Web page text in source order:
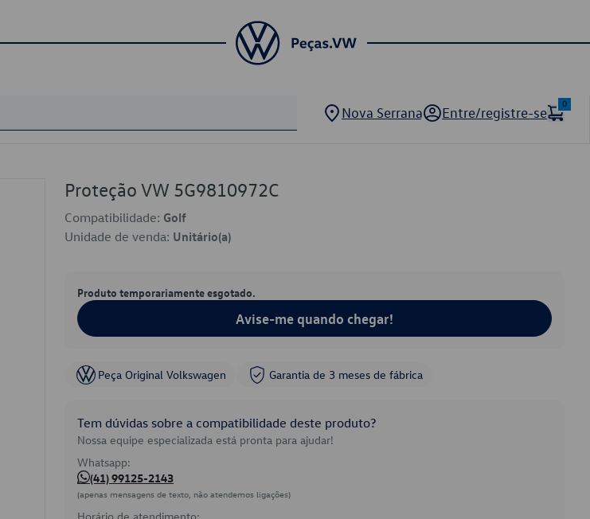
Nova Serrana Entre/registre-se
0
Proteção VW 5G9810972C
Compatibilidade: Golf
Unidade de venda: Unitário(a)
Produto temporariamente esgotado.
Avise-me quando chegar!
Peça Original Volkswagen Garantia de 3 meses de fábrica
Tem dúvidas sobre a compatibilidade deste produto?
Nossa equipe especializada está pronta para ajudar!
Whatsapp:
(41) 99125-2143
(apenas mensagens de texto, não atendemos ligações)